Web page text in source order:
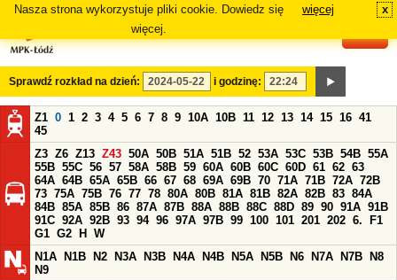
Nasza strona wykorzystuje pliki cookie. Dowiedz się
więcej.
więcej x
Sprawdź rozkład na dzień: i godzinę:
Z1 0 1 2 3 4 5 6 7 8 9 10A 10B 11 12 13 14 15 16 41
45
Z3 Z6 Z13 Z43 50A 50B 51A 51B 52 53A 53C 53B 54B 55A
55B 55C 56 57 58A 58B 59 60A 60B 60C 60D 61 62 63
64A 64B 65A 65B 66 67 68 69A 69B 70 71A 71B 72A 72B
73 75A 75B 76 77 78 80A 80B 81A 81B 82A 82B 83 84A
84B 85A 85B 86 87A 87B 88A 88B 88C 88D 89 90 91A 91B
91C 92A 92B 93 94 96 97A 97B 99 100 101 201 202 6.
F1
G1 G2 H
W
N1A
N1B N2 N3A N3B N4A N4B N5A N5B N6 N7A N7B
N8
N9